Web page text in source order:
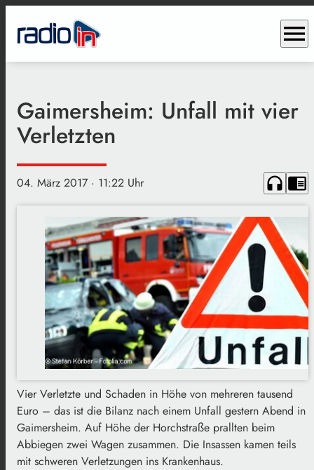
menu
Gaimersheim: Unfall mit vier
Verletzten
04. März 2017 · 11:22 Uhr headphones chrome_reader_mode
Vier Verletzte und Schaden in Höhe von mehreren tausend
Euro – das ist die Bilanz nach einem Unfall gestern Abend in
Gaimersheim. Auf Höhe der Horchstraße prallten beim
Abbiegen zwei Wagen zusammen. Die Insassen kamen teils
mit schweren Verletzungen ins Krankenhaus.